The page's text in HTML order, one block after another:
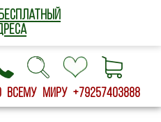
всему миру +79257403888